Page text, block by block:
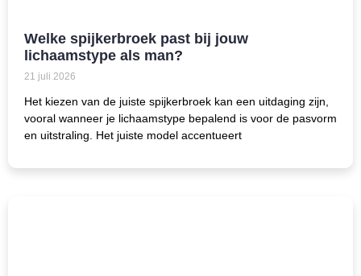
Welke spijkerbroek past bij jouw
lichaamstype als man?
21 juli 2026
Het kiezen van de juiste spijkerbroek kan een uitdaging zijn,
vooral wanneer je lichaamstype bepalend is voor de pasvorm
en uitstraling. Het juiste model accentueert